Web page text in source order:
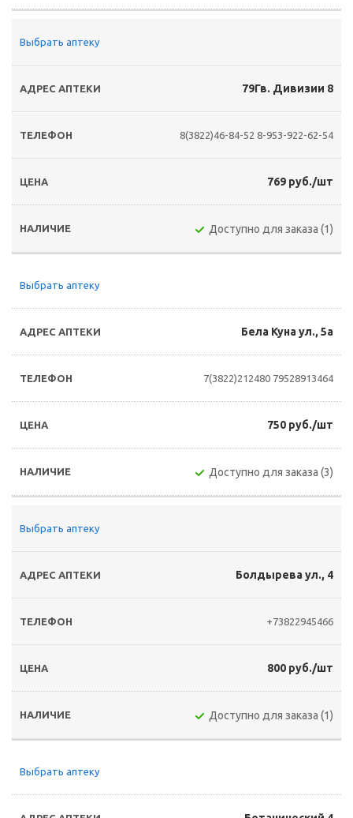
Выбрать аптеку
79Гв. Дивизии 8
8(3822)46-84-52 8-953-922-62-54
769 руб./шт
Доступно для заказа (1)
Выбрать аптеку
Бела Куна ул., 5а
7(3822)212480 79528913464
750 руб./шт
Доступно для заказа (3)
Выбрать аптеку
Болдырева ул., 4
+73822945466
800 руб./шт
Доступно для заказа (1)
Выбрать аптеку